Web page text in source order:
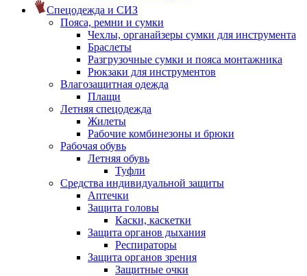
Спецодежда и СИЗ
Пояса, ремни и сумки
Чехлы, органайзеры сумки для инструмента
Браслеты
Разгрузочные сумки и пояса монтажника
Рюкзаки для инструментов
Влагозащитная одежда
Плащи
Летняя спецодежда
Жилеты
Рабочие комбинезоны и брюки
Рабочая обувь
Летняя обувь
Туфли
Средства индивидуальной защиты
Аптечки
Защита головы
Каски, каскетки
Защита органов дыхания
Респираторы
Защита органов зрения
Защитные очки